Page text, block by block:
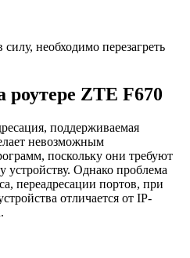
необходимо перезагреть
роутере ZTE F670
поддерживаемая
невозможным
поскольку они требуют
устройству. Однако проблема
переадресации портов, при
отличается от IP-